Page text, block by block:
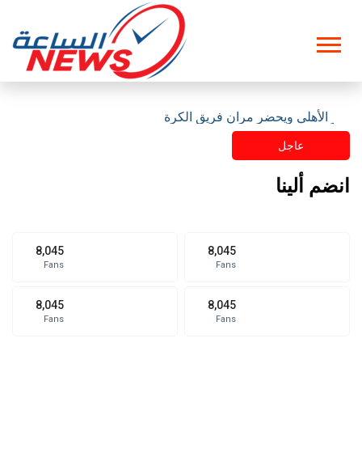
الأهلي ويحضر مران فريق الكرة
عاجل
انضم ألينا
8,045
Fans
8,045
Fans
8,045
Fans
8,045
Fans